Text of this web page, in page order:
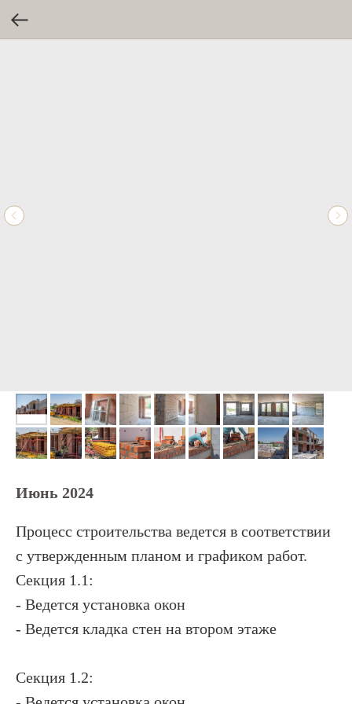
Июнь 2024
Процесс строительства ведется в соответствии
с утвержденным планом и графиком работ.
Секция 1.1:
- Ведется установка окон
- Ведется кладка стен на втором этаже
Секция 1.2: